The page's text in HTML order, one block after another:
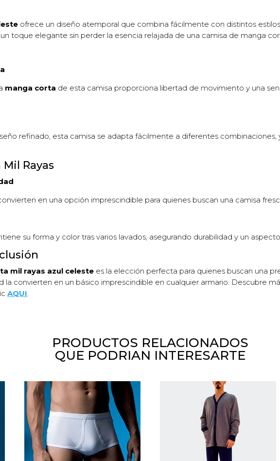
ofrece un diseño atemporal que combina fácilmente con distintos
toque elegante sin perder la esencia relajada de una camisa de manga
manga corta de esta camisa proporciona libertad de movimiento y una
refinado, esta camisa se adapta fácilmente a diferentes
Rayas
en una opción imprescindible para quienes buscan una camisa
su forma y color tras varios lavados, asegurando durabilidad y un
mil rayas azul celeste es la elección perfecta para quienes buscan una
la convierten en un básico imprescindible en cualquier armario. Descubre
AQUI
PRODUCTOS RELACIONADOS
QUE PODRIAN INTERESARTE